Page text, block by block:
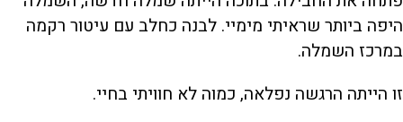
היפה ביותר שראיתי מימיי. לבנה כחלב עם עיטור רקמה
במרכז השמלה.
זו הייתה הרגשה נפלאה, כמוה לא חוויתי בחיי.